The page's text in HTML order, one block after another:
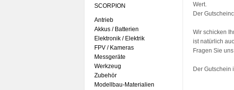
SCORPION
Antrieb
Akkus / Batterien
Elektronik / Elektrik
FPV / Kameras
Messgeräte
Werkzeug
Zubehör
Modellbau-Materialien
Wert.
Der
Wir schicken
ist natürlich
Fragen Sie
Der Gutschein